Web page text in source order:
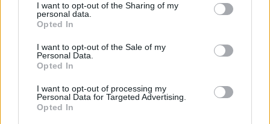
I want to opt-out of the Sharing of my
personal data.
Opted In
I want to opt-out of the Sale of my
Personal Data.
Opted In
I want to opt-out of processing my
Personal Data for Targeted Advertising.
Opted In